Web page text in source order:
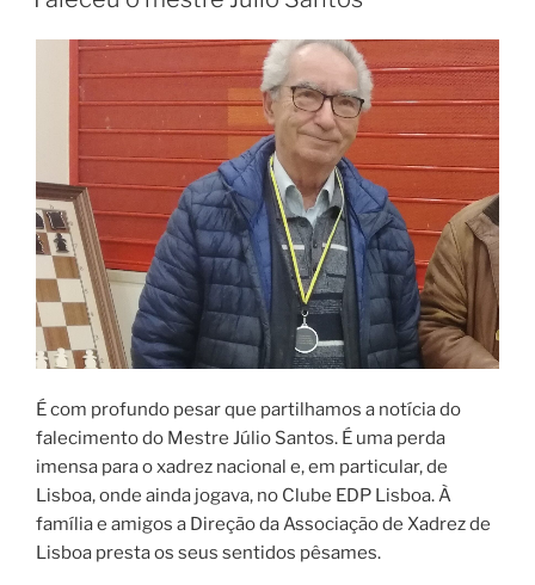
É com profundo pesar que partilhamos a notícia do
falecimento do Mestre Júlio Santos. É uma perda
imensa para o xadrez nacional e, em particular, de
Lisboa, onde ainda jogava, no Clube EDP Lisboa. À
família e amigos a Direção da Associação de Xadrez de
Lisboa presta os seus sentidos pêsames.